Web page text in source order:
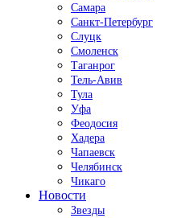
Самара
Санкт-Петербург
Слуцк
Смоленск
Таганрог
Тель-Авив
Тула
Уфа
Феодосия
Хадера
Чапаевск
Челябинск
Чикаго
Новости
Звезды